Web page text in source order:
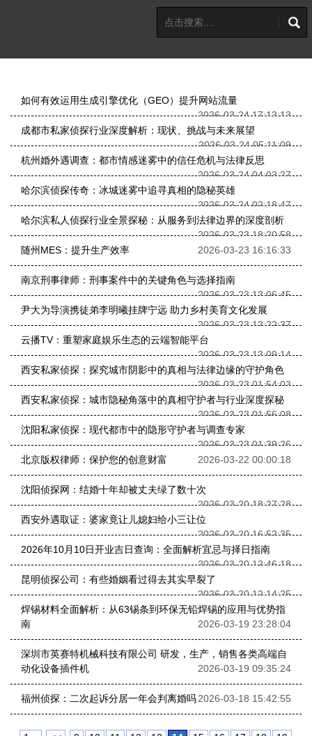
如何有效运用生成引擎优化（GEO）提升网站流量
2026-03-24 17:13:13
成都市私家侦探行业深度解析：现状、挑战与未来展望
2026-03-24 05:11:09
杭州婚外遇调查：都市情感迷雾中的信任危机与法律反思
2026-03-24 04:03:27
哈尔滨侦探传奇：冰城迷雾中追寻真相的隐秘英雄
2026-03-24 02:18:47
哈尔滨私人侦探行业全景探秘：从服务到法律边界的深度剖析
2026-03-23 18:20:58
随州MES：提升生产效率
2026-03-23 16:16:33
南京刑事律师：刑事案件中的关键角色与选择指南
2026-03-23 13:06:45
尹大为导演携徒弟李明曦挂牌宁远 助力乡村美育文化发展
2026-03-23 12:22:37
云播TV：重塑家庭娱乐生态的云端智能平台
2026-03-23 13:09:14
西安私家侦探：探究城市阴影中的真相与法律边缘的守护角色
2026-03-23 01:54:03
西安私家侦探：城市隐秘角落中的真相守护者与行业深度探秘
2026-03-23 01:56:08
沈阳私家侦探：现代都市中的隐形守护者与调查专家
2026-03-23 01:39:26
北京版权律师：保护您的创意财富
2026-03-22 00:00:18
沈阳侦探网：结婚十年却被丈夫绿了数十次
2026-03-20 18:27:28
西安外遇取证：婆家竟让儿媳妇给小三让位
2026-03-20 16:52:35
2026年10月10日开业吉日查询：全面解析宜忌与择日指南
2026-03-20 12:46:18
昆明侦探公司：有些婚姻看过得去其实早裂了
2026-03-20 12:14:25
焊锡材料全面解析：从63锡条到环保无铅焊锡的应用与优势指
南
2026-03-19 23:28:04
深圳市英赛特机械科技有限公司 研发，生产，销售各类高端自
动化设备插件机
2026-03-19 09:35:24
福州侦探：二次起诉分居一年会判离婚吗2026-03-18 15:42:55